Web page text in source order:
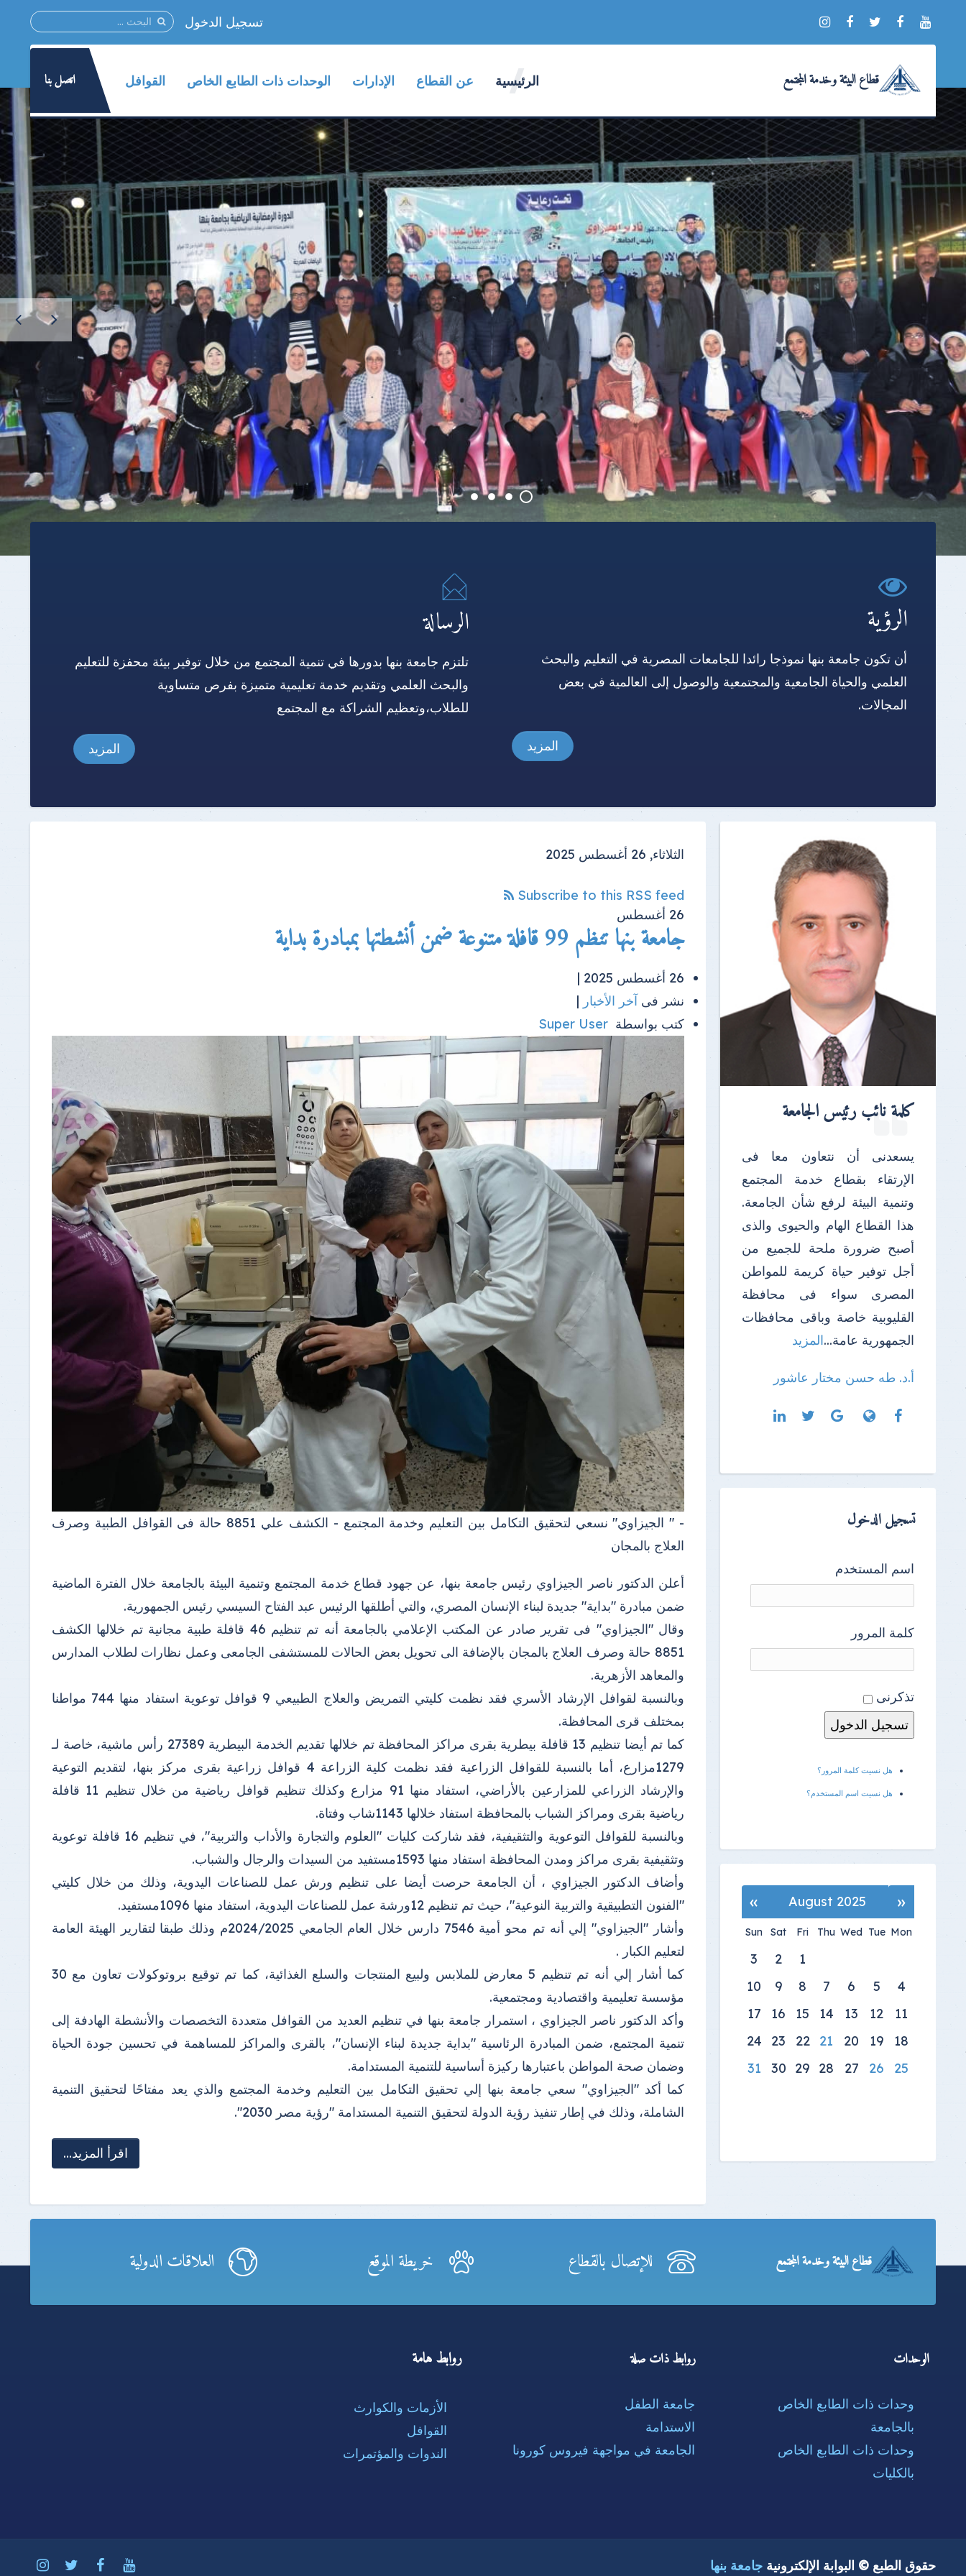
تسجيل الدخول
قطاع البيئة وخدمة المجتمع الرئيسية عن القطاع الإدارات الوحدات ذات الطابع الخاص القوافل اتصل بنا
الرؤية
أن تكون جامعة بنها نموذجا رائدا للجامعات المصرية في التعليم والبحث
العلمي والحياة الجامعية والمجتمعية والوصول إلى العالمية في بعض
المجالات.
المزيد
الرسالة
تلتزم جامعة بنها بدورها في تنمية المجتمع من خلال توفير بيئة محفزة للتعليم
والبحث العلمي وتقديم خدمة تعليمية متميزة بفرص متساوية
للطلاب،وتعظيم الشراكة مع المجتمع
المزيد
الثلاثاء, 26 أغسطس 2025
Subscribe to this RSS feed
26 أغسطس
جامعة بنها تنظم 99 قافلة متنوعة ضمن أنشطتها بمبادرة بداية
26 أغسطس 2025 |
نشر فى آخر الأخبار |
كتب بواسطة Super User
- " الجيزاوي" نسعي لتحقيق التكامل بين التعليم وخدمة المجتمع - الكشف علي 8851 حالة فى القوافل الطبية وصرف
العلاج بالمجان
أعلن الدكتور ناصر الجيزاوي رئيس جامعة بنها، عن جهود قطاع خدمة المجتمع وتنمية البيئة بالجامعة خلال الفترة الماضية
ضمن مبادرة "بداية" جديدة لبناء الإنسان المصري، والتي أطلقها الرئيس عبد الفتاح السيسي رئيس الجمهورية.
وقال "الجيزاوي" فى تقرير صادر عن المكتب الإعلامي بالجامعة أنه تم تنظيم 46 قافلة طبية مجانية تم خلالها الكشف
8851 حالة وصرف العلاج بالمجان بالإضافة الى تحويل بعض الحالات للمستشفى الجامعى وعمل نظارات لطلاب المدارس
والمعاهد الأزهرية.
وبالنسبة لقوافل الإرشاد الأسري فقد نظمت كليتي التمريض والعلاج الطبيعي 9 قوافل توعوية استفاد منها 744 مواطنا
بمختلف قرى المحافظة.
كما تم أيضا تنظيم 13 قافلة بيطرية بقرى مراكز المحافظة تم خلالها تقديم الخدمة البيطرية 27389 رأس ماشية، خاصة لـ
1279مزارع، أما بالنسبة للقوافل الزراعية فقد نظمت كلية الزراعة 4 قوافل زراعية بقرى مركز بنها، لتقديم التوعية
والإرشاد الزراعي للمزارعين بالأراضي، استفاد منها 91 مزارع وكذلك تنظيم قوافل رياضية من خلال تنظيم 11 قافلة
رياضية بقرى ومراكز الشباب بالمحافظة استفاد خلالها 1143شاب وفتاة.
وبالنسبة للقوافل التوعوية والتثقيفية، فقد شاركت كليات "العلوم والتجارة والأداب والتربية"، في تنظيم 16 قافلة توعوية
وتثقيفية بقرى مراكز ومدن المحافظة استفاد منها 1593مستفيد من السيدات والرجال والشباب.
وأضاف الدكتور الجيزاوي ، أن الجامعة حرصت أيضا على تنظيم ورش عمل للصناعات اليدوية، وذلك من خلال كليتي
"الفنون التطبيقية والتربية النوعية"، حيث تم تنظيم 12ورشة عمل للصناعات اليدوية، استفاد منها 1096مستفيد.
وأشار "الجيزاوي" إلي أنه تم محو أمية 7546 دارس خلال العام الجامعي 2024/2025م وذلك طبقا لتقارير الهيئة العامة
لتعليم الكبار .
كما أشار إلي أنه تم تنظيم 5 معارض للملابس ولبيع المنتجات والسلع الغذائية، كما تم توقيع بروتوكولات تعاون مع 30
مؤسسة تعليمية واقتصادية ومجتمعية.
وأكد الدكتور ناصر الجيزاوي ، استمرار جامعة بنها في تنظيم العديد من القوافل متعددة التخصصات والأنشطة الهادفة إلى
تنمية المجتمع، ضمن المبادرة الرئاسية "بداية جديدة لبناء الإنسان"، بالقرى والمراكز للمساهمة في تحسين جودة الحياة
وضمان صحة المواطن باعتبارها ركيزة أساسية للتنمية المستدامة.
كما أكد "الجيزاوي" سعي جامعة بنها إلي تحقيق التكامل بين التعليم وخدمة المجتمع والذي يعد مفتاحًا لتحقيق التنمية
الشاملة، وذلك في إطار تنفيذ رؤية الدولة لتحقيق التنمية المستدامة "رؤية مصر 2030".
اقرأ المزيد...
كلمة نائب رئيس الجامعة
يسعدنى أن نتعاون معا فى
الإرتقاء بقطاع خدمة المجتمع
وتنمية البيئة لرفع شأن الجامعة.
هذا القطاع الهام والحيوى والذى
أصبح ضرورة ملحة للجميع من
أجل توفير حياة كريمة للمواطن
المصرى سواء فى محافظة
القليوبية خاصة وباقى محافظات
الجمهورية عامة...المزيد
أ.د. طه حسن مختار عاشور
تسجيل الدخول
اسم المستخدم
كلمة المرور
تذكرنى
هل نسيت كلمة المرور؟
هل نسيت اسم المستخدم؟
«
August 2025
»
Mon
Tue
Wed
Thu
Fri
Sat
Sun
1
2
3
4
5
6
7
8
9
10
11
12
13
14
15
16
17
18
19
20
21
22
23
24
25
26
27
28
29
30
31
قطاع البيئة وخدمة المجتمع للإتصال بالقطاع خريطة الموقع العلاقات الدولية
الوحدات
وحدات ذات الطابع الخاص
بالجامعة
وحدات ذات الطابع الخاص
بالكليات
روابط ذات صلة
جامعة الطفل
الاستدامة
الجامعة في مواجهة فيروس كورونا
روابط هامة
الأزمات والكوارث
القوافل
الندوات والمؤتمرات
حقوق الطبع © البوابة الإلكترونية جامعة بنها